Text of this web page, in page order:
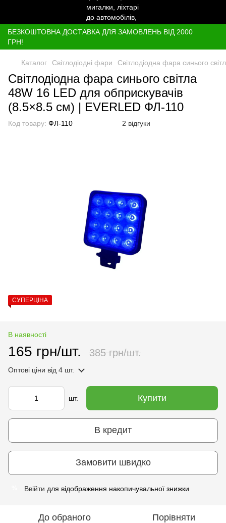
БЕЗКОШТОВНА ДОСТАВКА ДЛЯ ЗАМОВЛЕНЬ ВІД 2000
ГРН!
Каталог Світлодіодні фари Світлодіодна фара синього
Світлодіодна фара синього світла
48W 16 LED для обприскувачів
(8.5×8.5 см) | EVERLED ФЛ-110
Код товару: ФЛ-110 2 відгуки
СУПЕРЦІНА
В наявності
165 грн/шт. 385 грн/шт.
Оптові ціни від 4 шт.
шт. Купити
В кредит
Замовити швидко
Ввійти для відображення накопичувальної знижки
До обраного Порівняти